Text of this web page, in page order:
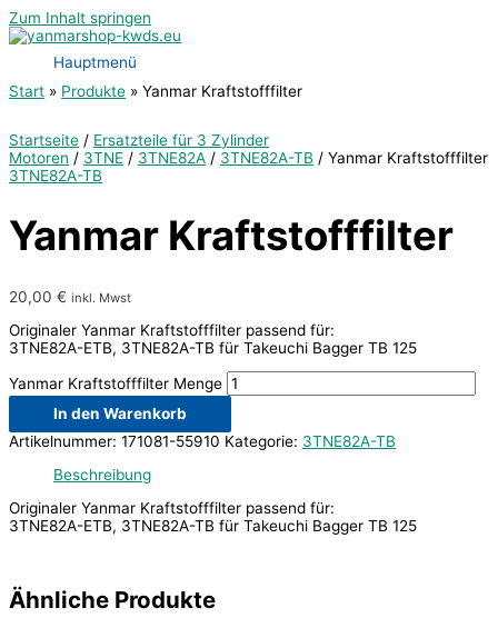
Zum Inhalt springen
Hauptmenü
Start
Produkte Yanmar Kraftstofffilter
Startseite / Ersatzteile für 3 Zylinder
Motoren / 3TNE / 3TNE82A / 3TNE82A-TB / Yanmar Kraftstofffilter
3TNE82A-TB
Yanmar Kraftstofffilter
20,00 € inkl. Mwst
Originaler Yanmar Kraftstofffilter passend für:
3TNE82A-ETB, 3TNE82A-TB für Takeuchi Bagger TB 125
Yanmar Kraftstofffilter Menge
In den Warenkorb
Artikelnummer: 171081-55910 Kategorie: 3TNE82A-TB
Beschreibung
Originaler Yanmar Kraftstofffilter passend für:
3TNE82A-ETB, 3TNE82A-TB für Takeuchi Bagger TB 125
Ähnliche Produkte